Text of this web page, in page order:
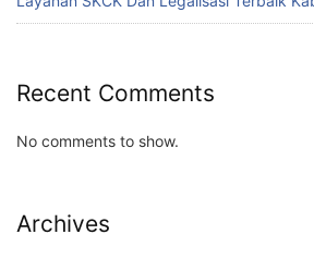
Recent Comments
No comments to show.
Archives